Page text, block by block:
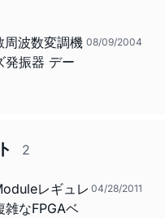
波数変調機
発振器 デー
08/09/2004
2
レギュレ
雑なFPGAベ
04/28/2011